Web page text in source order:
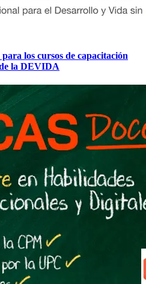
los cursos de capacitación
la DEVIDA